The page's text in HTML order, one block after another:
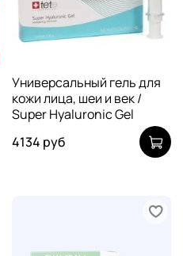
Универсальный гель для
кожи лица, шеи и век /
Super Hyaluronic Gel
4134 руб